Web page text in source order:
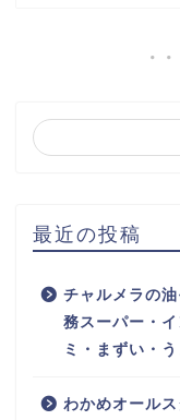
最近の投稿
チャルメラの
務スーパー・
ミ・まずい・
わかめオール